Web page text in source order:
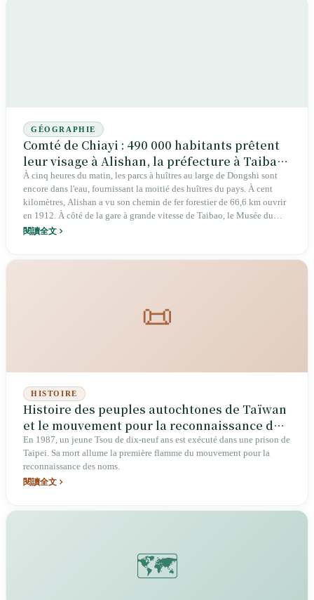
GÉOGRAPHIE
Comté de Chiayi : 490 000 habitants prêtent
leur visage à Alishan, la préfecture à Taibao
est oubliée
À cinq heures du matin, les parcs à huîtres au large de Dongshi sont
encore dans l'eau, fournissant la moitié des huîtres du pays. À cent
kilomètres, Alishan a vu son chemin de fer forestier de 66,6 km ouvrir
en 1912. À côté de la gare à grande vitesse de Taibao, le Musée du
Palais Sud a mis 15 ans à ouvrir, accueillant 760 000 visiteurs en 2018.
閱讀全文
📜
HISTOIRE
Histoire des peuples autochtones de Taïwan
et le mouvement pour la reconnaissance des
noms
En 1987, un jeune Tsou de dix-neuf ans est exécuté dans une prison de
Taipei. Sa mort allume la première flamme du mouvement pour la
reconnaissance des noms.
閱讀全文
🗺️